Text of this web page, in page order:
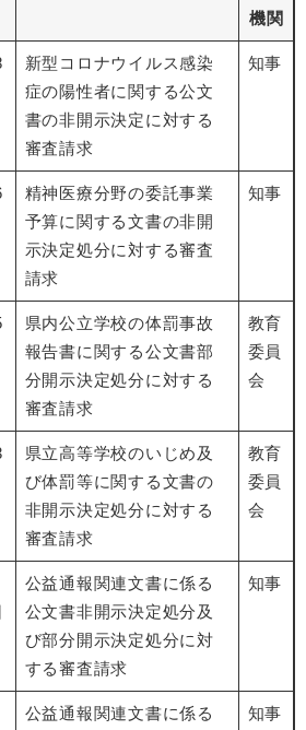
機関
新型コロナウイルス感染
症の陽性者に関する公文
書の非開示決定に対する
審査請求
知事
精神医療分野の委託事業
予算に関する文書の非開
示決定処分に対する審査
請求
知事
県内公立学校の体罰事故
報告書に関する公文書部
分開示決定処分に対する
審査請求
教育
委員
会
県立高等学校のいじめ及
び体罰等に関する文書の
非開示決定処分に対する
審査請求
教育
委員
会
公益通報関連文書に係る
公文書非開示決定処分及
び部分開示決定処分に対
する審査請求
知事
公益通報関連文書に係る
知事